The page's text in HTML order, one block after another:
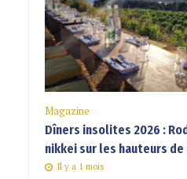
Magazine
Dîners insolites 2026 :
nikkei sur les hauteurs de
Il y a 1 mois